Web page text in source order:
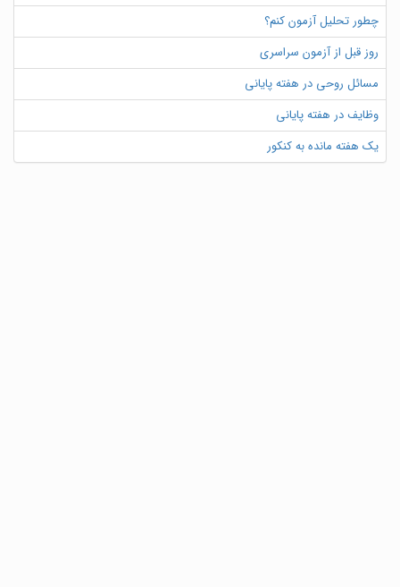
چطور تحلیل آزمون کنم؟
روز قبل از آزمون سراسری
مسائل روحی در هفته پایانی
وظایف در هفته پایانی
یک هفته مانده به کنکور